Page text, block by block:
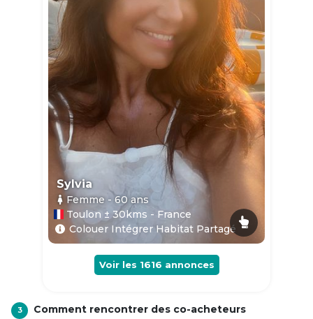
Sylvia
Femme - 60ans
Toulon ± 30kms - France
Colouer Intégrer Habitat Partagé
Voir les 1616 annonces
3
Comment rencontrer des co-acheteurs